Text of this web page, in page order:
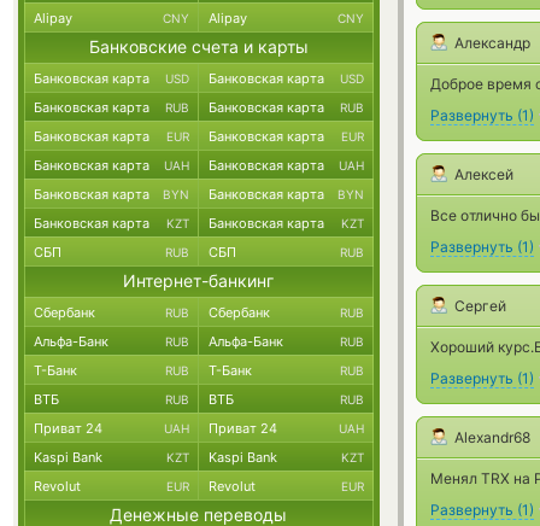
Александр
Доброе время
Развернуть (1)
Алексей
Все отлично
Развернуть (1)
Сергей
Хороший
Развернуть (1)
Alexandr68
Менял TRX на
Развернуть (1)
Alipay CNY Alipay CNY
Банковские счета и карты
Банковская карта USD Банковская карта USD
Банковская карта RUB Банковская карта RUB
Банковская карта EUR Банковская карта EUR
Банковская карта UAH Банковская карта UAH
Банковская карта BYN Банковская карта BYN
Банковская карта KZT Банковская карта KZT
СБП RUB СБП RUB
Интернет-банкинг
Сбербанк RUB Сбербанк RUB
Альфа-Банк RUB Альфа-Банк RUB
Т-Банк RUB Т-Банк RUB
ВТБ RUB ВТБ RUB
Приват 24 UAH Приват 24 UAH
Kaspi Bank KZT Kaspi Bank KZT
Revolut EUR Revolut EUR
Денежные переводы